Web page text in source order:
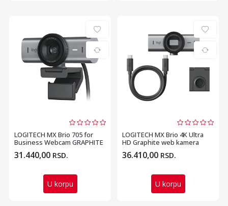
LOGITECH MX Brio 705 for
Business Webcam GRAPHITE
31.440,00 RSD.
U korpu
LOGITECH MX Brio 4K Ultra
HD Graphite web kamera
36.410,00 RSD.
U korpu